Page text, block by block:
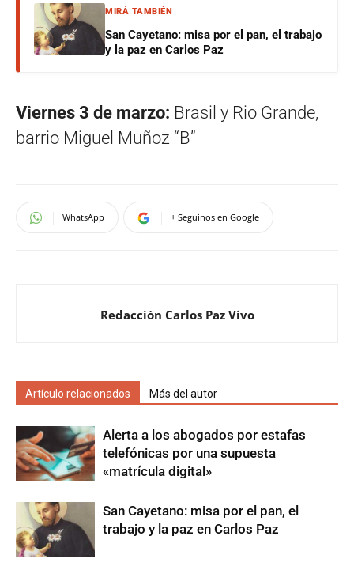
MIRÁ TAMBIÉN
San Cayetano: misa por el pan, el trabajo
y la paz en Carlos Paz
Viernes 3 de marzo: Brasil y Rio Grande,
barrio Miguel Muñoz “B”
WhatsApp + Seguinos en Google
Redacción Carlos Paz Vivo
Artículo relacionados Más del autor
Alerta a los abogados por estafas
telefónicas por una supuesta
«matrícula digital»
San Cayetano: misa por el pan, el
trabajo y la paz en Carlos Paz